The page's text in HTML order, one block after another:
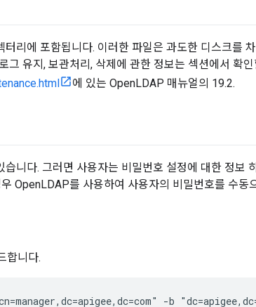
터리에 포함됩니다. 이러한 파일은 과도한 디스크를 차
유지, 보관처리, 삭제에 관한 정보는 섹션에서 확
에 있는 OpenLDAP 매뉴얼의 19.2.
니다. 그러면 사용자는 비밀번호 설정에 대한 정보
OpenLDAP를 사용하여 사용자의 비밀번호를 수동
합니다.
-b